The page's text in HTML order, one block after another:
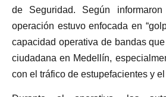
de Seguridad. Según
operación estuvo enfocada en
capacidad operativa de bandas
ciudadana en Medellín,
con el tráfico de estupefacientes y